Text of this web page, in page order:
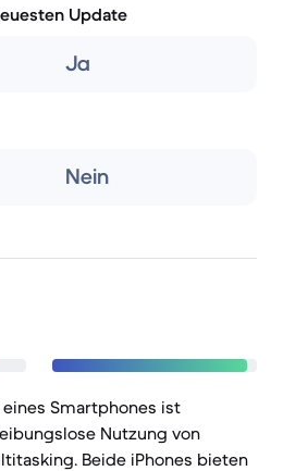
Update
Ja
Nein
Smartphones ist
Nutzung von
Beide iPhones bieten